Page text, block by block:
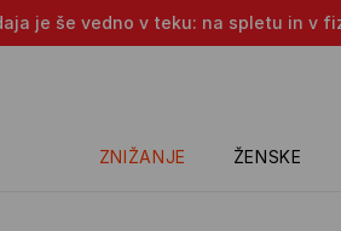
je še vedno v teku: na spletu in v
ZNIŽANJE ŽENSKE